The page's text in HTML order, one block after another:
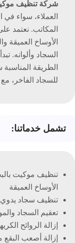
شركة تنظيف
العملاء، سواء في
المكاتب. نعتمد
الأوساخ العميقة
السجاد وألوانه.
الطريقة
للسجاد الفاخر،
تشمل خدماتنا:
تنظيف موكيت
الأوساخ العميقة
تنظيف سجاد
تعقيم السجاد
إزالة الروائح
إزالة أصعب البقع